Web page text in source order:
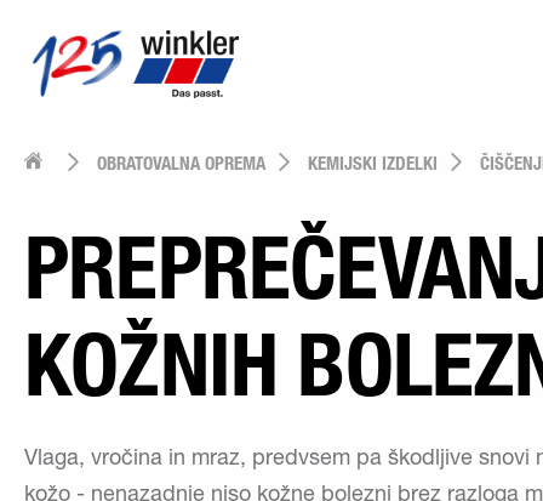
OBRATOVALNA OPREMA KEMIJSKI IZDELKI
KOŽNIH
Vlaga, vročina in mraz, predvsem pa škodljive snovi
kožo - nenazadnje niso kožne bolezni brez razloga